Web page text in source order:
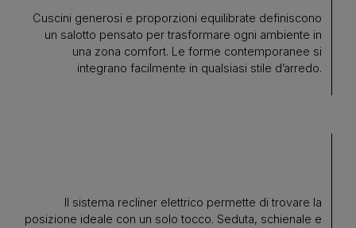
Cuscini generosi e proporzioni equilibrate definiscono
un salotto pensato per trasformare ogni ambiente in
una zona comfort. Le forme contemporanee si
integrano facilmente in qualsiasi stile d’arredo.
Il sistema recliner elettrico permette di trovare la
posizione ideale con un solo tocco. Seduta, schienale e